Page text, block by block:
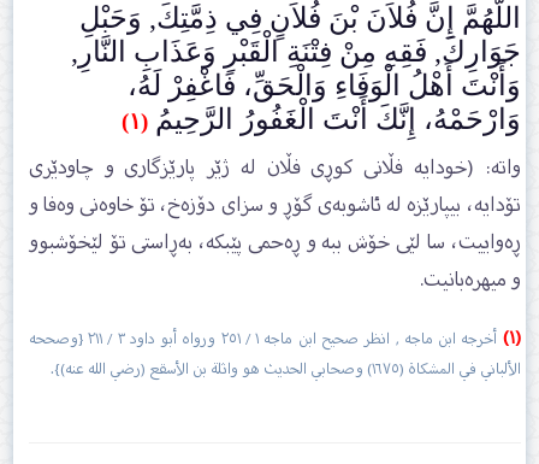
اللَّهُمَّ إِنَّ فُلاَنَ بْنَ فُلاَنٍ فِي ذِمَّتِكَ, وَحَبْلِ
جَوَارِكَ, فَقِهِ مِنْ فِتْنَةِ الْقَبْرِ وَعَذَابِ النَّارِ,
وَأَنْتَ أَهْلُ الْوَفَاءِ وَالْحَقِّ، فَاغْفِرْ لَهُ،
وَارْحَمْهُ، إِنَّكَ أَنْتَ الْغَفُورُ الرَّحِيمُ(١)
واتە: (خودایە فڵانی کوڕی فڵان لە ژێر پارێزگاری و چاودێری
تۆدایە، بیپارێزە لە ئاشوبەی گۆڕ و سزای دۆزەخ، تۆ خاوەنی وەفا و
ڕەواییت، سا لێی خۆش ببە و ڕەحمی پێبکە، بەڕاستی تۆ لێخۆشبوو
و میھرەبانیت.
(١)
أخرجه ابن ماجه , انظر صحيح ابن ماجه ١ / ٢٥١ ورواه أبو داود ٣ / ٢١١ {وصححه
الألباني في المشكاة (١٦٧٥) وصحابي الحديث هو واثلة بن الأسقع (رضي الله عنه)}.